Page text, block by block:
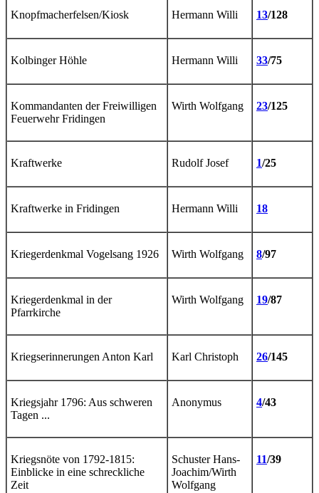
Knopfmacherfelsen/Kiosk Hermann Willi 13/128
Kolbinger Höhle Hermann Willi 33/75
Kommandanten der Freiwilligen
Feuerwehr Fridingen
Wirth Wolfgang 23/125
Kraftwerke Rudolf Josef 1/25
Kraftwerke in Fridingen Hermann Willi 18
Kriegerdenkmal Vogelsang 1926 Wirth Wolfgang 8/97
Kriegerdenkmal in der
Pfarrkirche
Wirth Wolfgang 19/87
Kriegserinnerungen Anton Karl Karl Christoph 26/145
Kriegsjahr 1796: Aus schweren
Tagen ...
Anonymus 4/43
Kriegsnöte von 1792-1815:
Einblicke in eine schreckliche
Zeit
Schuster Hans-
Joachim/Wirth
Wolfgang
11/39